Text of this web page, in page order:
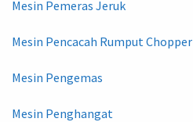
Mesin Pemeras Jeruk
Mesin Pencacah Rumput Chopper
Mesin Pengemas
Mesin Penghangat